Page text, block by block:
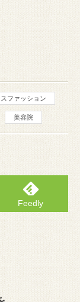
ファッション
美容院
Feedly